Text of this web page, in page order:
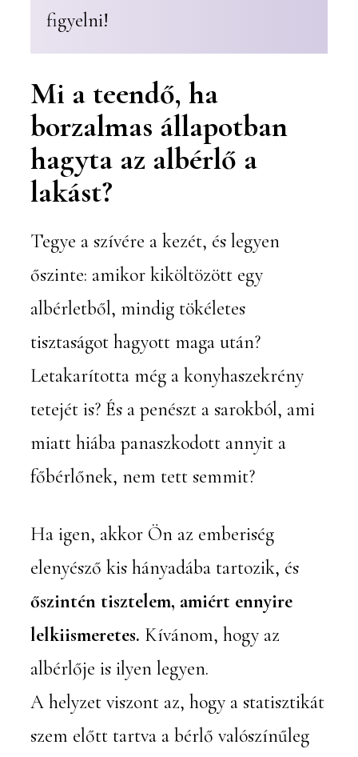
figyelni!
Mi a teendő, ha
borzalmas állapotban
hagyta az albérlő a
lakást?
Tegye a szívére a kezét, és legyen
őszinte: amikor kiköltözött egy
albérletből, mindig tökéletes
tisztaságot hagyott maga után?
Letakarította még a konyhaszekrény
tetejét is? És a penészt a sarokból, ami
miatt hiába panaszkodott annyit a
főbérlőnek, nem tett semmit?
Ha igen, akkor Ön az emberiség
elenyésző kis hányadába tartozik, és
őszintén tisztelem, amiért ennyire
lelkiismeretes. Kívánom, hogy az
albérlője is ilyen legyen.
A helyzet viszont az, hogy a statisztikát
szem előtt tartva a bérlő valószínűleg